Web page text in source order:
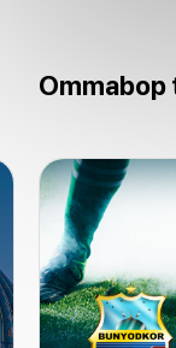
Ommabop